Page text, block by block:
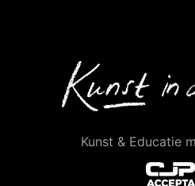
Kunst & Educatie